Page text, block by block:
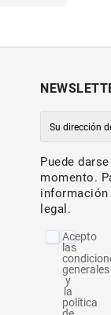
Puede
momento.
legal.
Acepto
las
generales
y
la
política